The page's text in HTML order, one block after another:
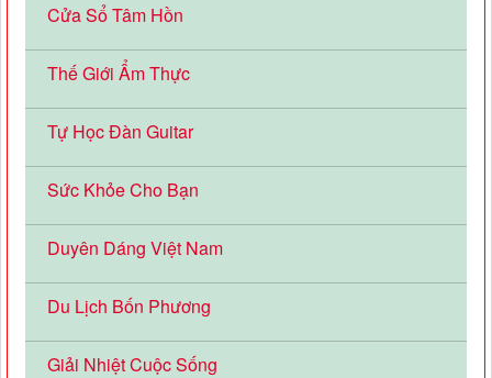
Cửa Sổ Tâm Hồn
Thế Giới Ẩm Thực
Tự Học Đàn Guitar
Sức Khỏe Cho Bạn
Duyên Dáng Việt Nam
Du Lịch Bốn Phương
Giải Nhiệt Cuộc Sống